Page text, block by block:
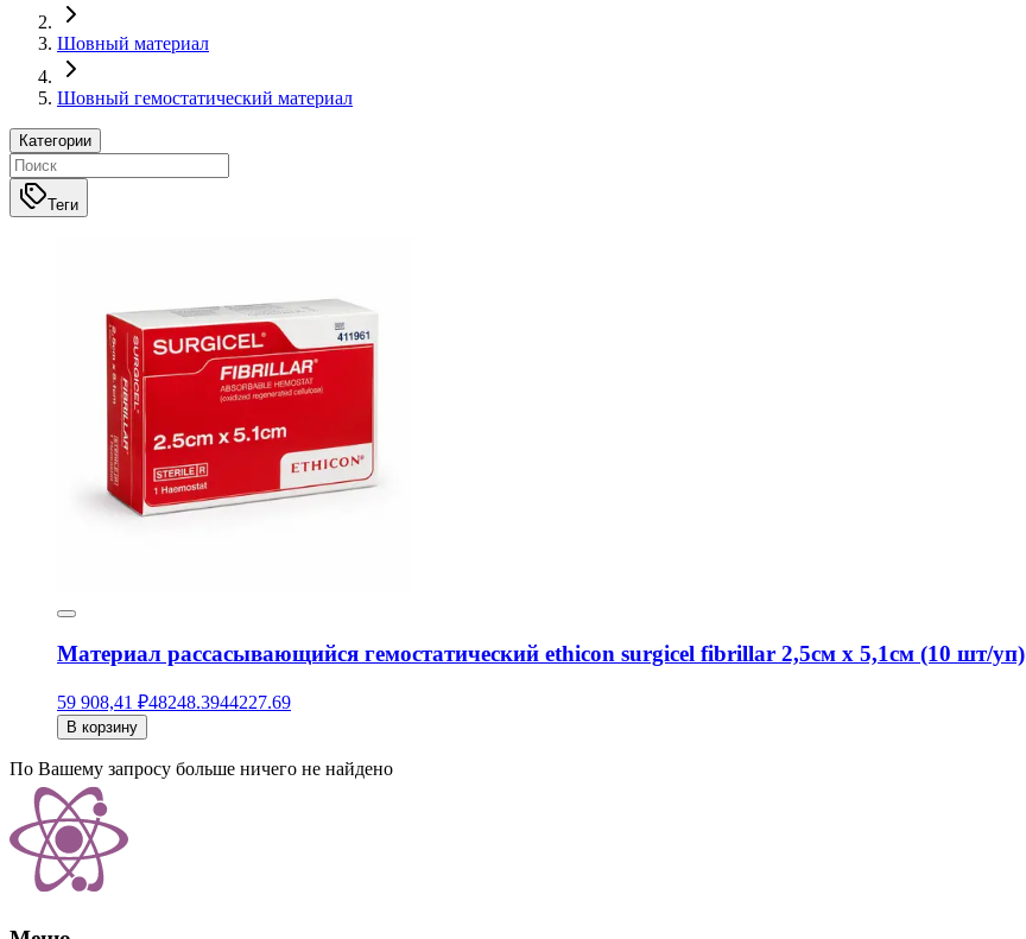
Шовный материал
Шовный гемостатический материал
Категории
Теги
Материал рассасывающийся гемостатический ethicon surgicel fibrillar 2,5см х 5,1см (10 шт/уп)
59 908,41 ₽48248.3944227.69
В корзину
По Вашему запросу больше ничего не найдено